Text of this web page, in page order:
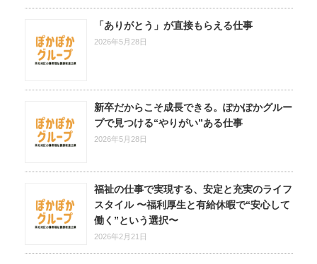
「ありがとう」が直接もらえる仕事
2026年5月28日
新卒だからこそ成長できる。ぽかぽかグルー
プで見つける“やりがい”ある仕事
2026年5月28日
福祉の仕事で実現する、安定と充実のライフ
スタイル 〜福利厚生と有給休暇で“安心して
働く”という選択〜
2026年2月21日